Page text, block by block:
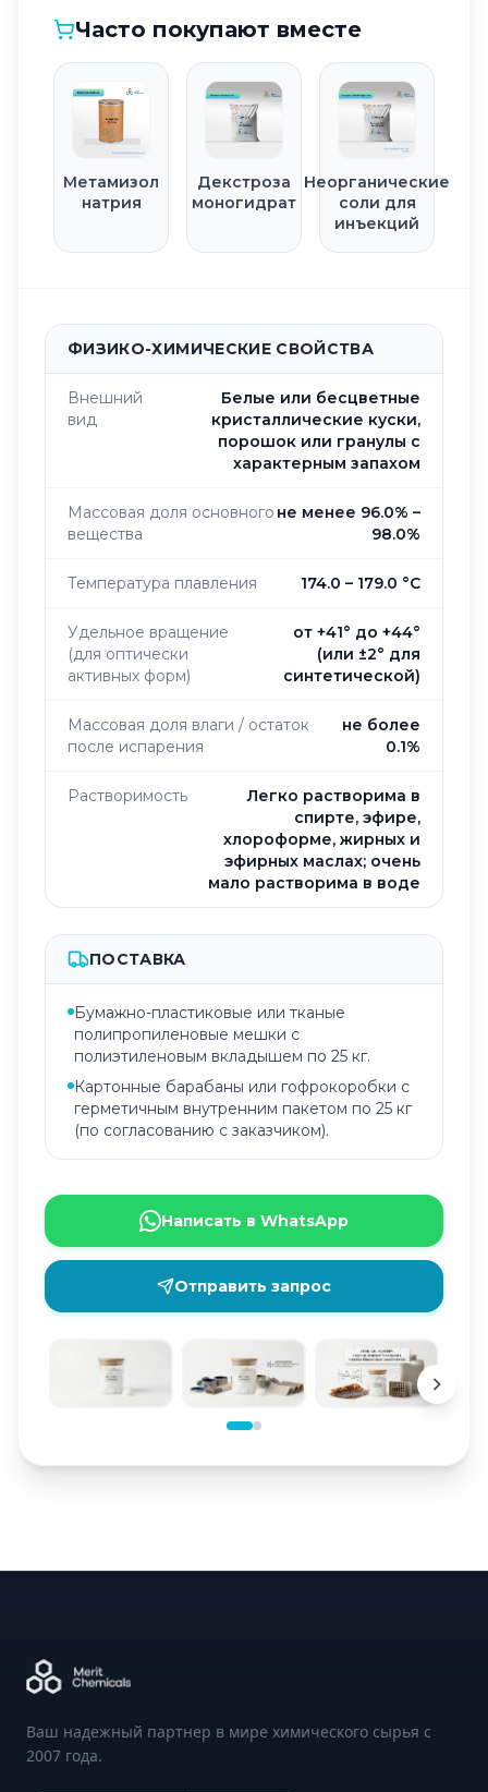
Часто покупают вместе
Метамизол
натрия
Декстроза
моногидрат
Неорганические
соли для
инъекций
ФИЗИКО-ХИМИЧЕСКИЕ СВОЙСТВА
Внешний
вид
Белые или бесцветные
кристаллические куски,
порошок или гранулы с
характерным запахом
Массовая доля основного
вещества
не менее 96.0% –
98.0%
Температура плавления 174.0 – 179.0 °C
Удельное вращение
(для оптически
активных форм)
от +41° до +44°
(или ±2° для
синтетической)
Массовая доля влаги / остаток
после испарения
не более
0.1%
Растворимость
Легко растворима в
спирте, эфире,
хлороформе, жирных и
эфирных маслах; очень
мало растворима в воде
ПОСТАВКА
Бумажно-пластиковые или тканые
полипропиленовые мешки с
полиэтиленовым вкладышем по 25 кг.
Картонные барабаны или гофрокоробки с
герметичным внутренним пакетом по 25 кг
(по согласованию с заказчиком).
Написать в WhatsApp
Отправить запрос
Ваш надежный партнер в мире химического сырья с
2007 года.